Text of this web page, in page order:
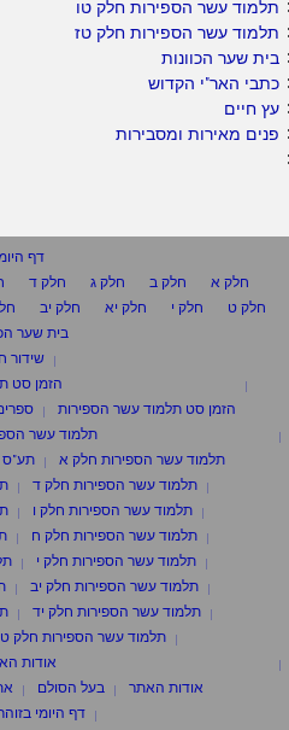
תלמוד עשר הספירות חלק טו
תלמוד עשר הספירות חלק טז
בית שער הכוונות
כתבי האר"י הקדוש
עץ חיים
פנים מאירות ומסבירות
דף
חלק א
חלק ב חלק ג חלק ד
חלק ט
חלק י חלק יא חלק יב
בית שער
שידור
הזמן סט
הזמן סט תלמוד עשר הספירות
תלמוד עשר
תלמוד עשר הספירות חלק א
תע"ס
תלמוד עשר הספירות חלק ד
תלמוד עשר הספירות חלק ו
תלמוד עשר הספירות חלק ח
תלמוד עשר הספירות חלק י
תלמוד עשר הספירות חלק יב
תלמוד עשר הספירות חלק יד
תלמוד עשר הספירות חלק
אודות
אודות האתר
בעל הסולם
דף היומי